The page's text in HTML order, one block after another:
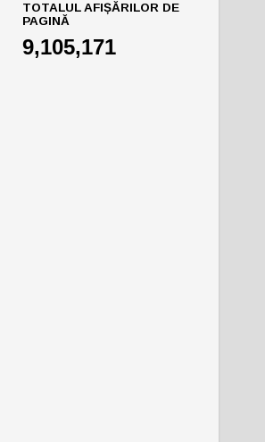
TOTALUL AFIȘĂRILOR DE
PAGINĂ
9,105,171